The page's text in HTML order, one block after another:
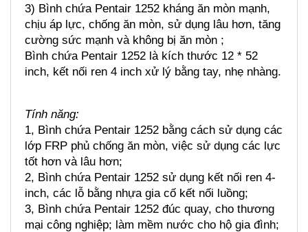
3) Bình chứa Pentair 1252 kháng ăn mòn mạnh,
chịu áp lực, chống ăn mòn, sử dụng lâu hơn, tăng
cường sức mạnh và không bị ăn mòn ;
Bình chứa Pentair 1252 là kích thước 12 * 52
inch, kết nối ren 4 inch xử lý bằng tay, nhẹ nhàng.
Tính năng:
1, Bình chứa Pentair 1252 bằng cách sử dụng các
lớp FRP phủ chống ăn mòn, việc sử dụng các lực
tốt hơn và lâu hơn;
2, Bình chứa Pentair 1252 sử dụng kết nối ren 4-
inch, các lỗ bằng nhựa gia cố kết nối luồng;
3, Bình chứa Pentair 1252 đúc quay, cho thương
mại công nghiệp; làm mềm nước cho hộ gia đình;